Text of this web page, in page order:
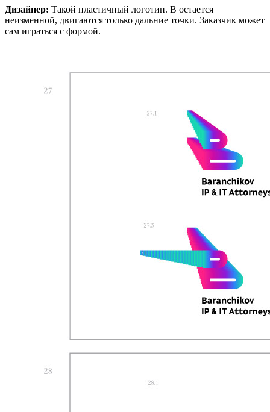
Дизайнер: Такой пластичный логотип. В остается
неизменной, двигаются только дальние точки. Заказчик может
сам играться с формой.